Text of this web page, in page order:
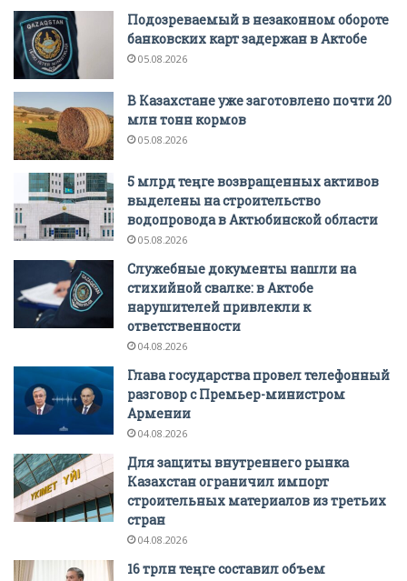
Подозреваемый в незаконном обороте
банковских карт задержан в Актобе
05.08.2026
В Казахстане уже заготовлено почти 20
млн тонн кормов
05.08.2026
5 млрд теңге возвращенных активов
выделены на строительство
водопровода в Актюбинской области
05.08.2026
Служебные документы нашли на
стихийной свалке: в Актобе
нарушителей привлекли к
ответственности
04.08.2026
Глава государства провел телефонный
разговор с Премьер-министром
Армении
04.08.2026
Для защиты внутреннего рынка
Казахстан ограничил импорт
строительных материалов из третьих
стран
04.08.2026
16 трлн теңге составил объем